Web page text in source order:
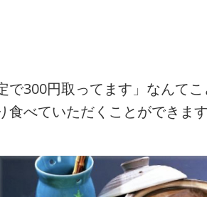
300円取ってます」なんてこ
食べていただくことができま